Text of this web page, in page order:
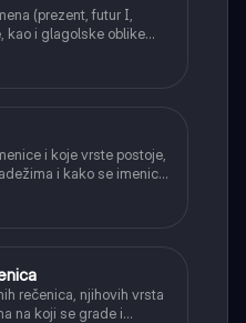
(prezent, futur I,
kao i glagolske oblike
i glagolski vid
i koje vrste postoje,
i kako se imenice
ulogu u rečenici.
rečenica, njihovih vrsta
na koji se grade i